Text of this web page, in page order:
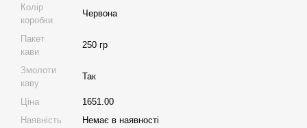
Колір
коробки
Червона
Пакет
кави
250 гр
Змолоти
каву
Так
Ціна
1651.00
Наявність
Немає в наявності